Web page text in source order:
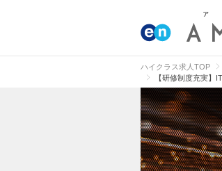
ハイクラス求人TOP
【研修制度充実】